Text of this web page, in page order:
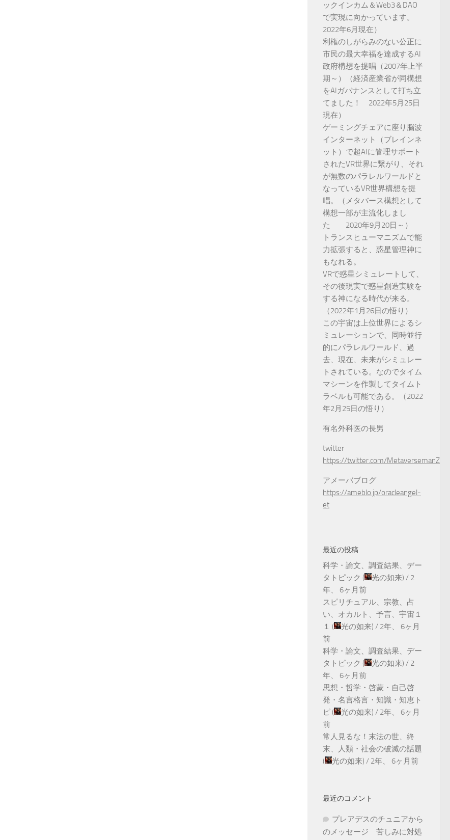
ックインカム＆Web3＆DAO
で実現に向かっています。
2022年6月現在）
利権のしがらみのない公正に
市民の最大幸福を達成するAI
政府構想を提唱（2007年上半
期～）（経済産業省が同構想
をAIガバナンスとして打ち立
てました！ 2022年5月25日
現在）
ゲーミングチェアに座り脳波
インターネット（ブレインネ
ット）で超AIに管理サポート
されたVR世界に繋がり、それ
が無数のパラレルワールドと
なっているVR世界構想を提
唱。（メタバース構想として
構想一部が主流化しまし
た 2020年9月20日～）
トランスヒューマニズムで能
力拡張すると、惑星管理神に
もなれる。
VRで惑星シミュレートして、
その後現実で惑星創造実験を
する神になる時代が来る。
（2022年1月26日の悟り）
この宇宙は上位世界によるシ
ミュレーションで、同時並行
的にパラレルワールド、過
去、現在、未来がシミュレー
トされている。なのでタイム
マシーンを作製してタイムト
ラベルも可能である。（2022
年2月25日の悟り）
有名外科医の長男
twitter
https://twitter.com/MetaversemanZ
アメーバブログ
https://ameblo.jp/oracleangel-
et
最近の投稿
科学・論文、調査結果、デー
タトピック ( 光の如来) / 2
年、 6ヶ月前
スピリチュアル、宗教、占
い、オカルト、予言、宇宙１
１ ( 光の如来) / 2年、 6ヶ月
前
科学・論文、調査結果、デー
タトピック ( 光の如来) / 2
年、 6ヶ月前
思想・哲学・啓蒙・自己啓
発・名言格言・知識・知恵ト
ピ ( 光の如来) / 2年、 6ヶ月
前
常人見るな！末法の世、終
末、人類・社会の破滅の話題
(
光の如来) / 2年、 6ヶ月前
最近のコメント
プレアデスのチュニアから
のメッセージ 苦しみに対処